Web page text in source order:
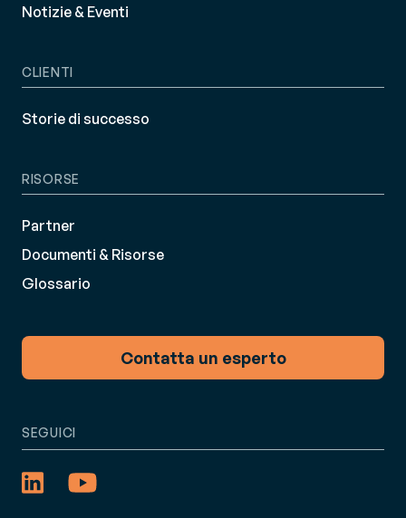
Notizie & Eventi
CLIENTI
Storie di successo
RISORSE
Partner
Documenti & Risorse
Glossario
Contatta un esperto
SEGUICI